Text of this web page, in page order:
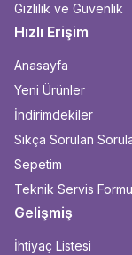
Gizlilik ve Güvenlik
Hızlı Erişim
Anasayfa
Yeni Ürünler
İndirimdekiler
Sıkça Sorulan
Sepetim
Teknik Servis Formu
Gelişmiş
İhtiyaç Listesi